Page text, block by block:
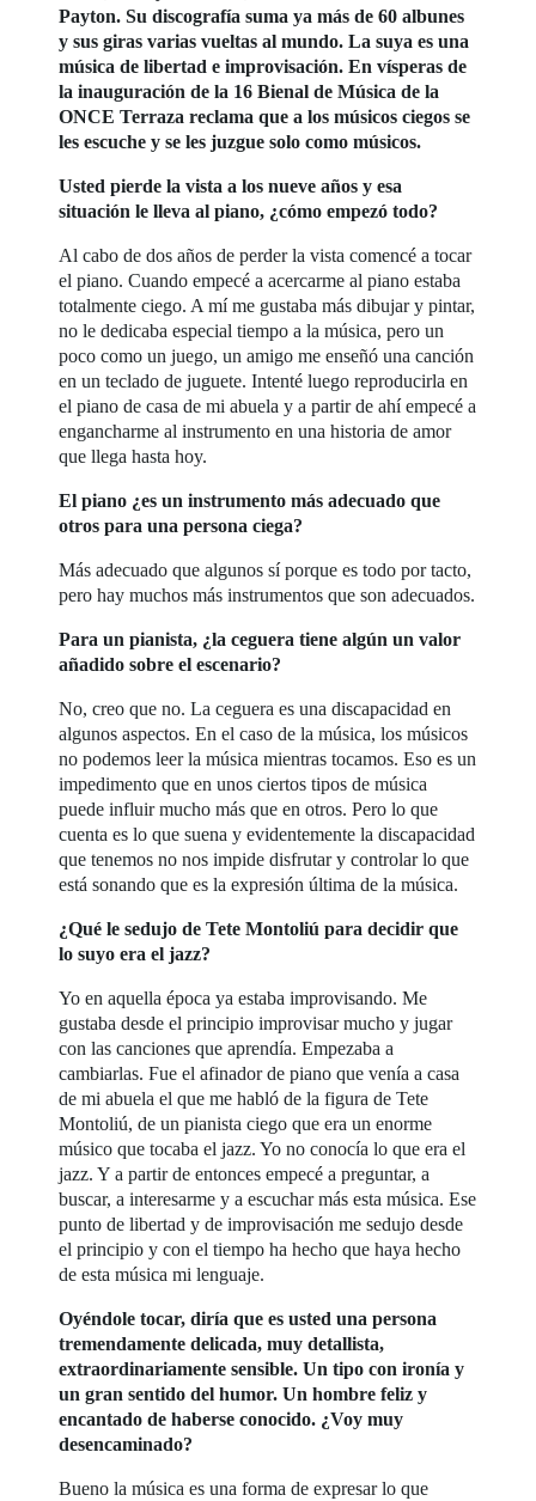
Payton. Su discografía suma ya más de 60 albunes
y sus giras varias vueltas al mundo. La suya es una
música de libertad e improvisación. En vísperas de
la inauguración de la 16 Bienal de Música de la
ONCE Terraza reclama que a los músicos ciegos se
les escuche y se les juzgue solo como músicos.
Usted pierde la vista a los nueve años y esa
situación le lleva al piano, ¿cómo empezó todo?
Al cabo de dos años de perder la vista comencé a tocar
el piano. Cuando empecé a acercarme al piano estaba
totalmente ciego. A mí me gustaba más dibujar y pintar,
no le dedicaba especial tiempo a la música, pero un
poco como un juego, un amigo me enseñó una canción
en un teclado de juguete. Intenté luego reproducirla en
el piano de casa de mi abuela y a partir de ahí empecé a
engancharme al instrumento en una historia de amor
que llega hasta hoy.
El piano ¿es un instrumento más adecuado que
otros para una persona ciega?
Más adecuado que algunos sí porque es todo por tacto,
pero hay muchos más instrumentos que son adecuados.
Para un pianista, ¿la ceguera tiene algún un valor
añadido sobre el escenario?
No, creo que no. La ceguera es una discapacidad en
algunos aspectos. En el caso de la música, los músicos
no podemos leer la música mientras tocamos. Eso es un
impedimento que en unos ciertos tipos de música
puede influir mucho más que en otros. Pero lo que
cuenta es lo que suena y evidentemente la discapacidad
que tenemos no nos impide disfrutar y controlar lo que
está sonando que es la expresión última de la música.
¿Qué le sedujo de Tete Montoliú para decidir que
lo suyo era el jazz?
Yo en aquella época ya estaba improvisando. Me
gustaba desde el principio improvisar mucho y jugar
con las canciones que aprendía. Empezaba a
cambiarlas. Fue el afinador de piano que venía a casa
de mi abuela el que me habló de la figura de Tete
Montoliú, de un pianista ciego que era un enorme
músico que tocaba el jazz. Yo no conocía lo que era el
jazz. Y a partir de entonces empecé a preguntar, a
buscar, a interesarme y a escuchar más esta música. Ese
punto de libertad y de improvisación me sedujo desde
el principio y con el tiempo ha hecho que haya hecho
de esta música mi lenguaje.
Oyéndole tocar, diría que es usted una persona
tremendamente delicada, muy detallista,
extraordinariamente sensible. Un tipo con ironía y
un gran sentido del humor. Un hombre feliz y
encantado de haberse conocido. ¿Voy muy
desencaminado?
Bueno la música es una forma de expresar lo que